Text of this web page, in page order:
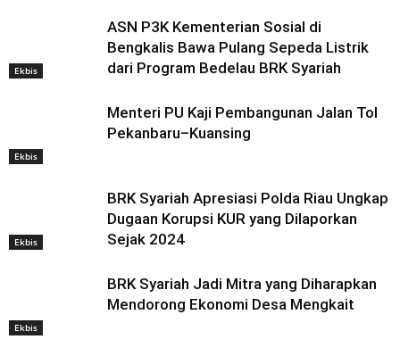
Ekbis
ASN P3K Kementerian Sosial di
Bengkalis Bawa Pulang Sepeda Listrik
dari Program Bedelau BRK Syariah
Ekbis
Menteri PU Kaji Pembangunan Jalan Tol
Pekanbaru–Kuansing
Ekbis
BRK Syariah Apresiasi Polda Riau Ungkap
Dugaan Korupsi KUR yang Dilaporkan
Sejak 2024
Ekbis
BRK Syariah Jadi Mitra yang Diharapkan
Mendorong Ekonomi Desa Mengkait